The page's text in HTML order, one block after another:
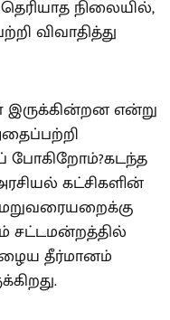
நிலையில்,
விவாதித்து
என்று
போகிறோம்?கடந்த
கட்சிகளின்
சட்டமன்றத்தில்
தீர்மானம்